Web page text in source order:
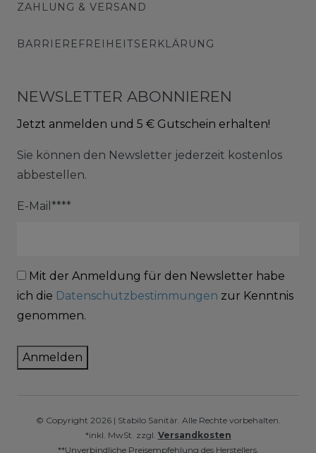
ZAHLUNG & VERSAND
BARRIEREFREIHEITSERKLÄRUNG
NEWSLETTER ABONNIEREN
Jetzt anmelden und 5 € Gutschein erhalten!
Sie können den Newsletter jederzeit kostenlos
abbestellen.
E-Mail****
Mit der Anmeldung für den Newsletter habe
ich die Datenschutzbestimmungen zur Kenntnis
genommen.
Anmelden
© Copyright 2026 | Stabilo Sanitär. Alle Rechte vorbehalten.
*inkl. MwSt. zzgl. Versandkosten
**Unverbindliche Preisempfehlung des Herstellers.